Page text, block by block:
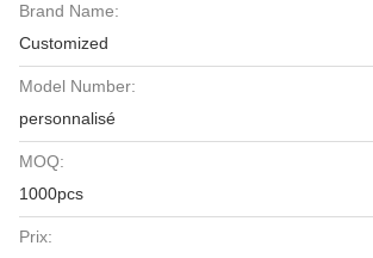
Brand Name:
Customized
Model Number:
personnalisé
MOQ:
1000pcs
Prix: